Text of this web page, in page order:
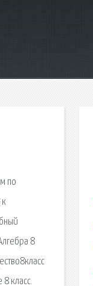
по
8
класс.